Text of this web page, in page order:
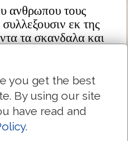
ανθρωπου τους
εκ της
τα σκανδαλα και
εις την καμινον του
και ο
ως ο ηλιος εν
αυτων ο εχων ωτα
you get the best
By using our site
have read and
.